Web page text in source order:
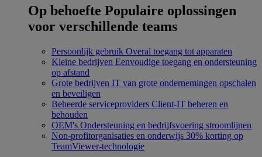
Op behoefte Populaire oplossingen
voor verschillende teams
Persoonlijk gebruik Overal toegang tot apparaten
Kleine bedrijven Eenvoudige toegang en ondersteuning
op afstand
Grote bedrijven IT van grote ondernemingen opschalen
en beveiligen
Beheerde serviceproviders Client-IT beheren en
behouden
OEM's Ondersteuning en bedrijfsvoering stroomlijnen
Non-profitorganisaties en onderwijs 30% korting op
TeamViewer-technologie